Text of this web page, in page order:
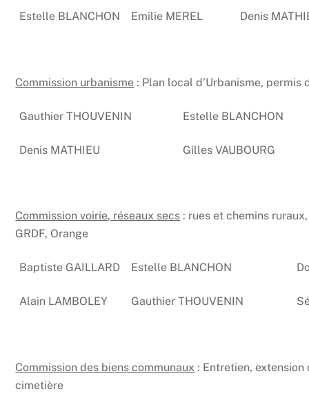
Estelle BLANCHON Emilie MEREL Denis
Commission urbanisme : Plan local d’Urbanisme, permis
Gauthier THOUVENIN Estelle BLANCHON
Denis MATHIEU Gilles VAUBOURG
Commission voirie, réseaux secs : rues et chemins
GRDF, Orange
Baptiste GAILLARD Estelle BLANCHON
Alain LAMBOLEY Gauthier THOUVENIN
Commission des biens communaux : Entretien,
cimetière